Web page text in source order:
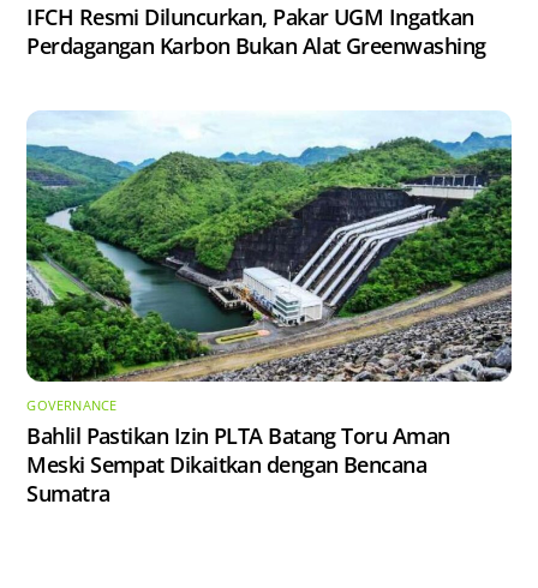
IFCH Resmi Diluncurkan, Pakar UGM Ingatkan
Perdagangan Karbon Bukan Alat Greenwashing
GOVERNANCE
Bahlil Pastikan Izin PLTA Batang Toru Aman
Meski Sempat Dikaitkan dengan Bencana
Sumatra